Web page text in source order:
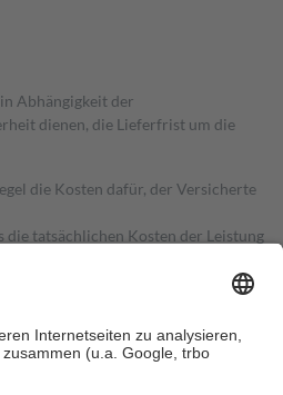
Abhängigkeit der
dienen, die Lieferfrist um die
die Kosten dafür, der Versicherte
die tatsächlichen Kosten der Leistung